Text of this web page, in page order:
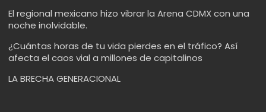
El regional mexicano hizo vibrar la Arena CDMX con una
noche inolvidable.
¿Cuántas horas de tu vida pierdes en el tráfico? Así
afecta el caos vial a millones de capitalinos
LA BRECHA GENERACIONAL